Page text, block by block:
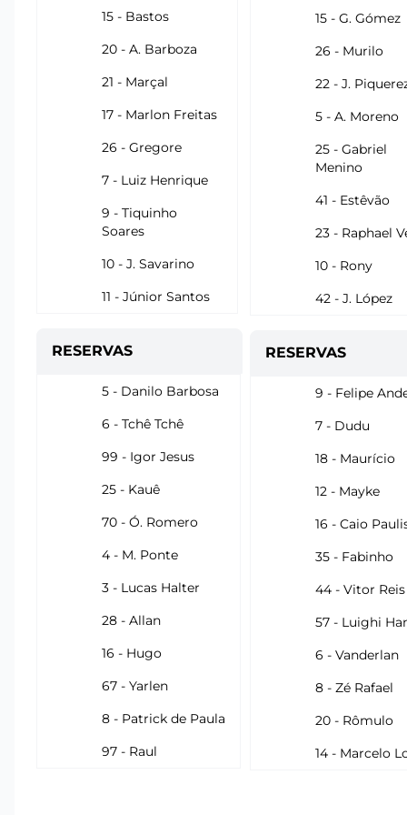
15 - Bastos
20 - A. Barboza
21 - Marçal
17 - Marlon Freitas
26 - Gregore
7 - Luiz Henrique
9 - Tiquinho
Soares
10 - J. Savarino
11 - Júnior Santos
RESERVAS
5 - Danilo Barbosa
6 - Tchê Tchê
99 - Igor Jesus
25 - Kauê
70 - Ó. Romero
4 - M. Ponte
3 - Lucas Halter
28 - Allan
16 - Hugo
67 - Yarlen
8 - Patrick de Paula
97 - Raul
15 - G. Gómez
26 - Murilo
22 - J.
5 - A. Moreno
25 - Gabriel
Menino
41 - Estêvão
23 - Raphael
10 - Rony
42 - J. López
RESERVAS
9 - Felipe
7 - Dudu
18 - Maurício
12 - Mayke
16 - Caio
35 - Fabinho
44 - Vitor Reis
57 - Luighi
6 - Vanderlan
8 - Zé Rafael
20 - Rômulo
14 - Marcelo